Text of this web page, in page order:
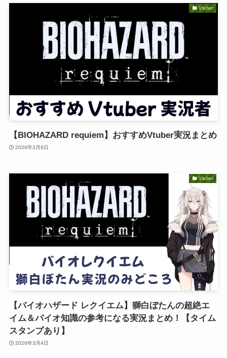
Vtuber
【BIOHAZARD requiem】おすすめVtuber実況まとめ
2026年3月6日
Vtuber
【バイオハザード レクイエム】獅白ぼたんの超絶エ
イム＆バイオ知識の参考になる実況まとめ！【タイム
スタンプあり】
2026年3月4日